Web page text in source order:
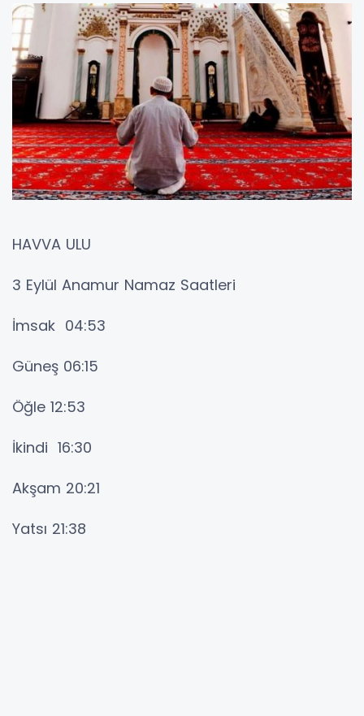
HAVVA ULU
3 Eylül Anamur Namaz Saatleri
İmsak 04:53
Güneş 06:15
Öğle 12:53
İkindi 16:30
Akşam 20:21
Yatsı 21:38